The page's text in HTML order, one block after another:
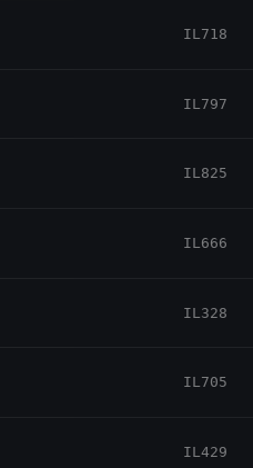
IL718
IL797
IL825
IL666
IL328
IL705
IL429